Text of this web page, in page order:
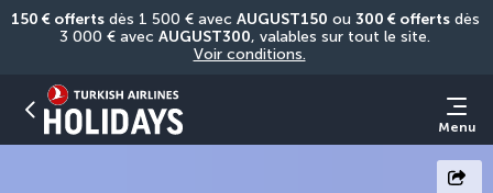
150 € offerts dès 1 500 € avec AUGUST150 ou 300 € offerts dès
3 000 € avec AUGUST300
Voir conditions.
Menu